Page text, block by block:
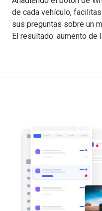
de cada vehículo,
sus preguntas sobre un
El resultado: aumento